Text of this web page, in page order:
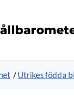
/Utrikes födda